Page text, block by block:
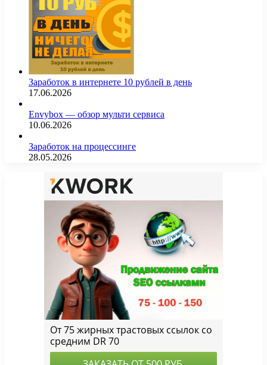
Заработок в интернете 10 рублей в день
17.06.2026
Envybox — обзор мульти сервиса
10.06.2026
Заработок на процессинге
28.05.2026